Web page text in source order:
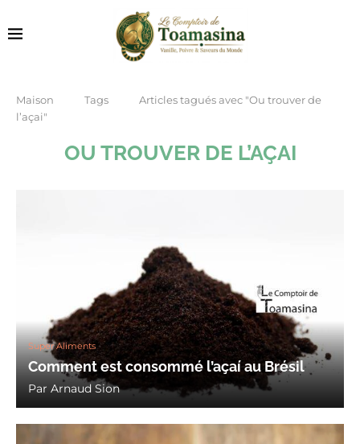
Maison Tags
Articles tagués avec "Ou trouver de
l’açai"
OU TROUVER DE L’AÇAI
Super Aliments
Comment est consommé l’açaí au Brésil
Par Arnaud Sion